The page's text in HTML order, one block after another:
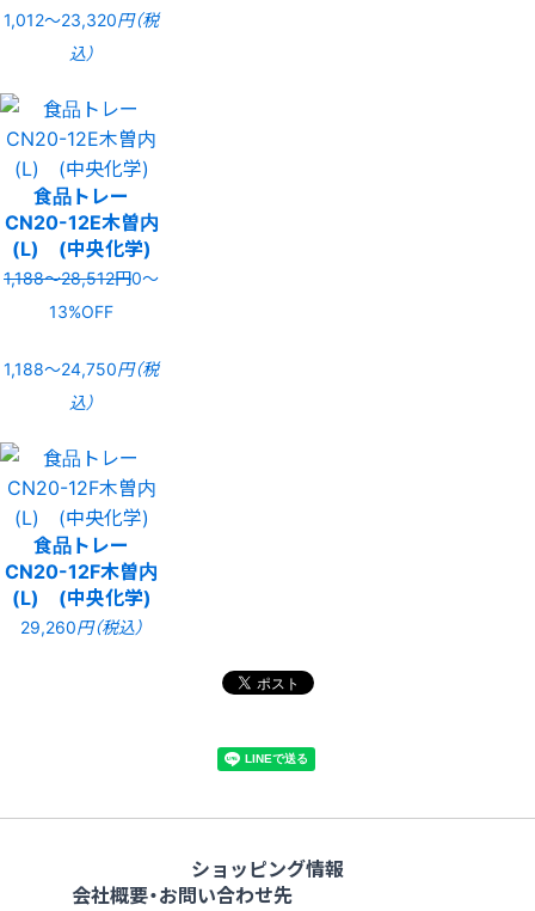
1,012〜23,320円（税
込）
食品トレー
CN20-12E木曽内
(L) (中央化学)
1,188〜28,512円0〜
13%OFF
1,188〜24,750円（税
込）
食品トレー
CN20-12F木曽内
(L) (中央化学)
29,260円（税込）
ショッピング情報
会社概要・お問い合わせ先